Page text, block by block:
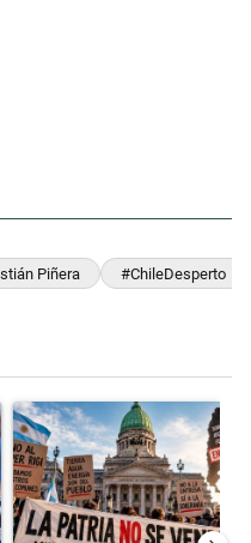
Piñera #ChileDesperto
"Milei despidió a Jorge
Un artículo de tendencia con